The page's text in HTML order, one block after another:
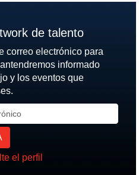
de talento
correo electrónico para
informado
y los eventos que
el perfil